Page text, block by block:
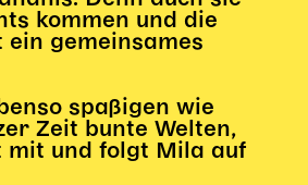
kommen und die
gemeinsames
spaßigen wie
Zeit bunte Welten,
mit und folgt Mila auf